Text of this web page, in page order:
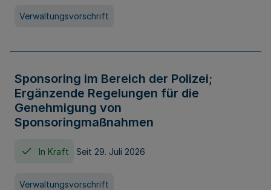
Verwaltungsvorschrift
Sponsoring im Bereich der Polizei;
Ergänzende Regelungen für die
Genehmigung von
Sponsoringmaßnahmen
In Kraft Seit 29. Juli 2026
Verwaltungsvorschrift